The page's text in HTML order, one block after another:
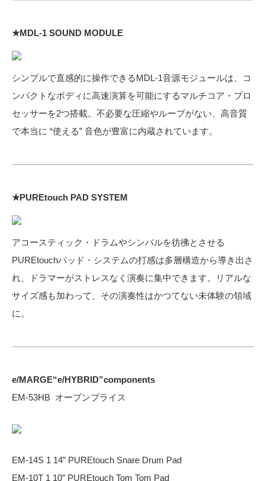
★MDL-1 SOUND MODULE
シンプルで直感的に操作できるMDL-1音源モジュールは、コ
ンパクトなボディに高速演算を可能にするマルチコア・プロ
セッサーを2つ搭載。不必要な圧縮やループがない、高音質
で本当に “使える” 音色が豊富に内蔵されています。
★PUREtouch PAD SYSTEM
アコースティック・ドラムやシンバルを彷彿とさせる
PUREtouchパッド・システムの打感は多層構造から導き出さ
れ、ドラマーがストレスなく演奏に集中できます。リアルな
サイズ感も加わって、その演奏性はかつてない未体験の領域
に。
e/MARGE“e/HYBRID”components
EM-53HB オープンプライス
EM-14S 1 14” PUREtouch Snare Drum Pad
EM-10T 1 10” PUREtouch Tom Tom Pad